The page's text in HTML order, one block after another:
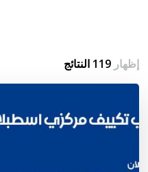
إظهار119 النتائج